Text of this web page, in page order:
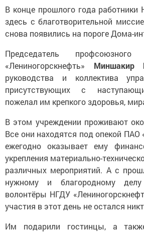
В конце прошлого года
здесь с благотворительной
снова появились на пороге Дома-
Председатель
«Лениногорскнефть» Миншакир
руководства и коллектива
присутствующих с
пожелал им крепкого здоровья,
В этом учреждении проживают
Все они находятся под опекой ПАО
ежегодно оказывает ему
укрепления материально-
различных мероприятий. А с
нужному и благородному
волонтёры НГДУ
участия в этот день не остался
Им подарили гостинцы, а